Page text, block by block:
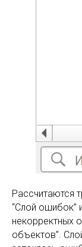
Рассчитаются
“Слой ошибок”
некорректных
объектов”.